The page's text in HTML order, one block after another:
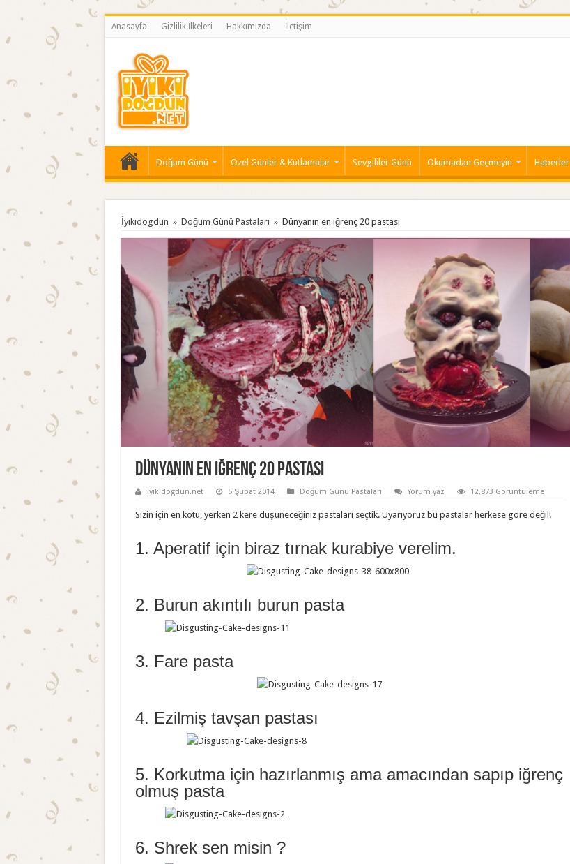
Anasayfa Gizlilik İlkeleri Hakkımızda İletişim
Doğum Günü Özel Günler & Kutlamalar Sevgililer Günü Okumadan Geçmeyin Haberler
İyikidogdun » Doğum Günü Pastaları » Dünyanın en iğrenç 20 pastası
Dünyanın en iğrenç 20 pastası
iyikidogdun.net 5 Şubat 2014 Doğum Günü Pastaları Yorum yaz 12,873 Görüntüleme
Sizin için en kötü, yerken 2 kere düşüneceğiniz pastaları seçtik. Uyarıyoruz bu pastalar herkese göre değil!
1. Aperatif için biraz tırnak kurabiye verelim.
2. Burun akıntılı burun pasta
3. Fare pasta
4. Ezilmiş tavşan pastası
5. Korkutma için hazırlanmış ama amacından sapıp iğrenç
olmuş pasta
6. Shrek sen misin ?